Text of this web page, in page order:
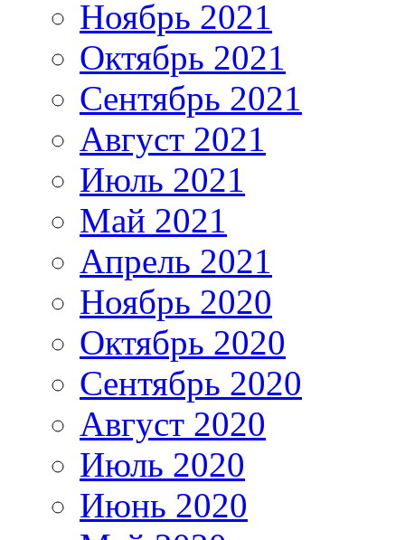
Ноябрь 2021
Октябрь 2021
Сентябрь 2021
Август 2021
Июль 2021
Май 2021
Апрель 2021
Ноябрь 2020
Октябрь 2020
Сентябрь 2020
Август 2020
Июль 2020
Июнь 2020